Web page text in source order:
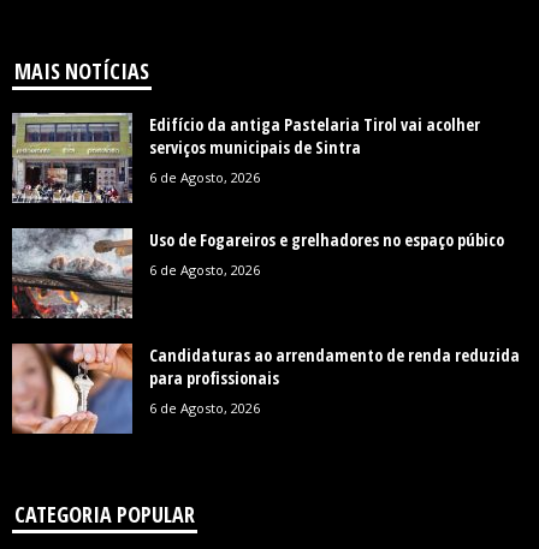
MAIS NOTÍCIAS
Edifício da antiga Pastelaria Tirol vai acolher
serviços municipais de Sintra
6 de Agosto, 2026
Uso de Fogareiros e grelhadores no espaço púbico
6 de Agosto, 2026
Candidaturas ao arrendamento de renda reduzida
para profissionais
6 de Agosto, 2026
CATEGORIA POPULAR